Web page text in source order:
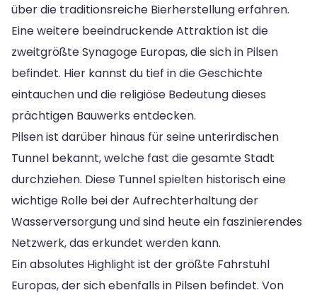
über die traditionsreiche Bierherstellung erfahren.
Eine weitere beeindruckende Attraktion ist die
zweitgrößte Synagoge Europas, die sich in Pilsen
befindet. Hier kannst du tief in die Geschichte
eintauchen und die religiöse Bedeutung dieses
prächtigen Bauwerks entdecken.
Pilsen ist darüber hinaus für seine unterirdischen
Tunnel bekannt, welche fast die gesamte Stadt
durchziehen. Diese Tunnel spielten historisch eine
wichtige Rolle bei der Aufrechterhaltung der
Wasserversorgung und sind heute ein faszinierendes
Netzwerk, das erkundet werden kann.
Ein absolutes Highlight ist der größte Fahrstuhl
Europas, der sich ebenfalls in Pilsen befindet. Von